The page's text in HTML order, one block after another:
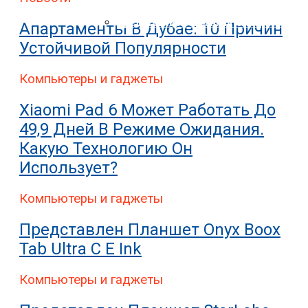
Представлена Охранная Камера
Апартаменты В Дубае: 10 Причин
Устойчивой Популярности
Компьютеры и гаджеты
Xiaomi Pad 6 Может Работать До
49,9 Дней В Режиме Ожидания.
Какую Технологию Он
Использует?
Компьютеры и гаджеты
Представлен Планшет Onyx Boox
Tab Ultra C E Ink
Компьютеры и гаджеты